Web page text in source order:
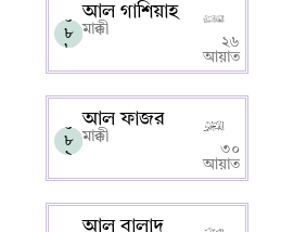
০
৮
৮
আল গাশিয়াহ
মাক্কী
২৬
আয়াত
০
৮
৯
আল ফাজর
মাক্কী
৩০
আয়াত
আল বালাদ